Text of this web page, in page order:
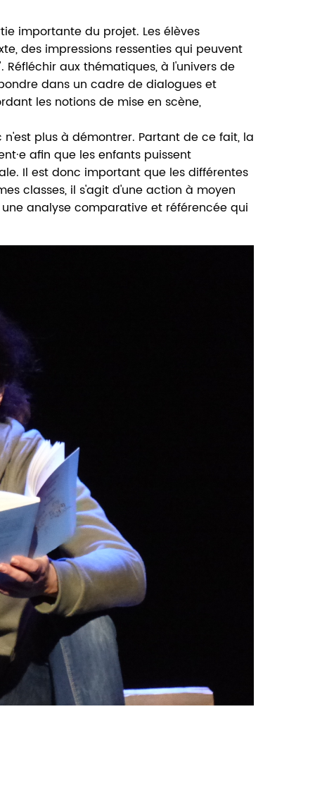
importante du projet. Les élèves
des impressions ressenties qui peuvent
aux thématiques, à l'univers de
dans un cadre de dialogues et
les notions de mise en scène,
plus à démontrer. Partant de ce fait, la
afin que les enfants puissent
Il est donc important que les différentes
classes, il s'agit d'une action à moyen
analyse comparative et référencée qui